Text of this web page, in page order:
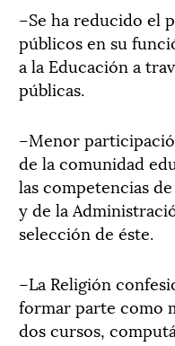
–Se ha reducido el
públicos en su
a la Educación a
públicas.
–Menor
de la comunidad
las competencias
y de la
selección de éste.
–La Religión
formar parte como
dos cursos,